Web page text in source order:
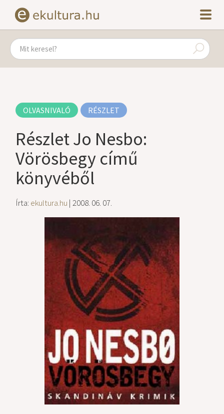
OLVASNIVALÓ RÉSZLET
Részlet Jo Nesbo:
Vörösbegy című
könyvéből
Írta: ekultura.hu | 2008. 06. 07.